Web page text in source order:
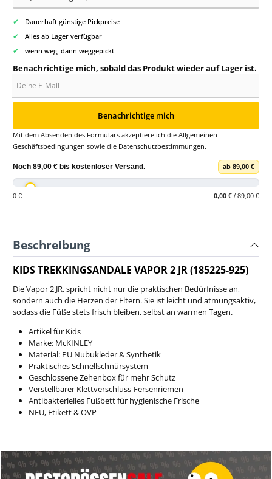
✔ Dauerhaft günstige Pickpreise
✔ Alles ab Lager verfügbar
✔ wenn weg, dann weggepickt
Benachrichtige mich, sobald das Produkt wieder auf Lager ist.
Benachrichtige mich
Mit dem Absenden des Formulars akzeptiere ich die Allgemeinen
Geschäftsbedingungen sowie die Datenschutzbestimmungen.
Noch 89,00 € bis kostenloser Versand. ab 89,00 €
0 € 0,00 € / 89,00 €
Beschreibung
KIDS TREKKINGSANDALE VAPOR 2 JR (185225-925)
Die Vapor 2 JR. spricht nicht nur die praktischen Bedürfnisse an,
sondern auch die Herzen der Eltern. Sie ist leicht und atmungsaktiv,
sodass die Füße stets frisch bleiben, selbst an warmen Tagen.
Artikel für Kids
Marke: McKINLEY
Material: PU Nubukleder & Synthetik
Praktisches Schnellschnürsystem
Geschlossene Zehenbox für mehr Schutz
Verstellbarer Klettverschluss-Fersenriemen
Antibakterielles Fußbett für hygienische Frische
NEU, Etikett & OVP